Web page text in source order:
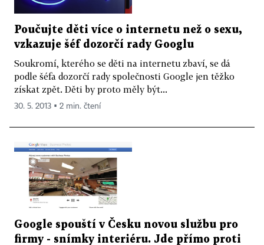
Poučujte děti více o internetu než o sexu,
vzkazuje šéf dozorčí rady Googlu
Soukromí, kterého se děti na internetu zbaví, se dá
podle šéfa dozorčí rady společnosti Google jen těžko
získat zpět. Děti by proto měly být...
30. 5. 2013 ▪ 2 min. čtení
Google spouští v Česku novou službu pro
firmy - snímky interiéru. Jde přímo proti